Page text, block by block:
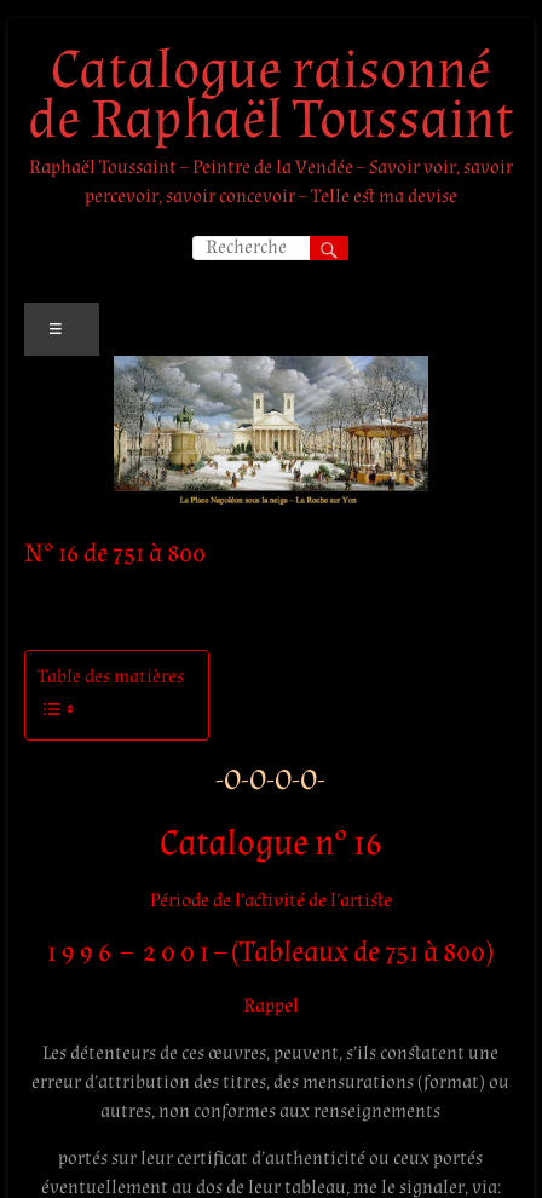
contenuCatalogue raisonné
de Raphaël Toussaint
Raphaël Toussaint – Peintre de la Vendée – Savoir voir, savoir
percevoir, savoir concevoir – Telle est ma devise
N° 16 de 751 à 800
Table des matières
-O-O-O-O-
Catalogue n° 16
Période de l’activité de l’artiste
1 9 9 6 – 2 0 0 1 – (Tableaux de 751 à 800)
Rappel
Les détenteurs de ces œuvres, peuvent, s’ils constatent une
erreur d’attribution des titres, des mensurations (format) ou
autres, non conformes aux renseignements
portés sur leur certificat d’authenticité ou ceux portés
éventuellement au dos de leur tableau, me le signaler, via: